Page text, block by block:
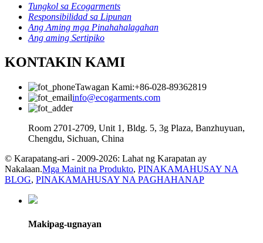
Tungkol sa Ecogarments
Responsibilidad sa Lipunan
Ang Aming mga Pinahahalagahan
Ang aming Sertipiko
KONTAKIN KAMI
Tawagan Kami:+86-028-89362819
info@ecogarments.com
Room 2701-2709, Unit 1, Bldg. 5, 3g Plaza, Banzhuyuan,
Chengdu, Sichuan, China
© Karapatang-ari - 2009-2026: Lahat ng Karapatan ay
Nakalaan.Mga Mainit na Produkto, PINAKAMAHUSAY NA
BLOG, PINAKAMAHUSAY NA PAGHAHANAP
Makipag-ugnayan